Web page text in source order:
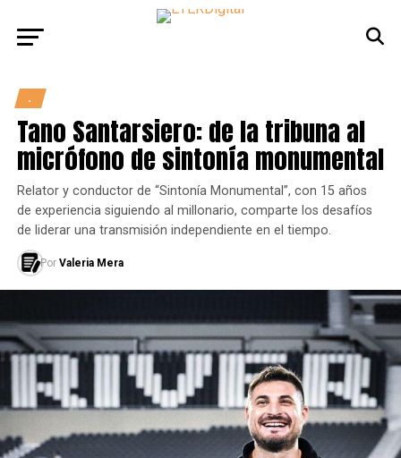
.
Tano Santarsiero: de la tribuna al
micrófono de sintonía monumental
Relator y conductor de “Sintonía Monumental”, con 15 años
de experiencia siguiendo al millonario, comparte los desafíos
de liderar una transmisión independiente en el tiempo.
Por Valeria Mera